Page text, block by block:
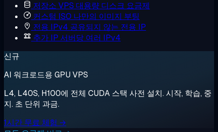
저장소 VPS 대용량 디스크 요금제
커스텀 ISO 나만의 이미지 부팅
전용 IPv4 공유되지 않는 전용 IP
추가 IP 서버당 여러 IPv4
신규
AI 워크로드용 GPU VPS
L4, L40S, H100에 전체 CUDA 스택 사전 설치. 시작, 학습, 중
지. 초 단위 과금.
1시간 무료 체험 →